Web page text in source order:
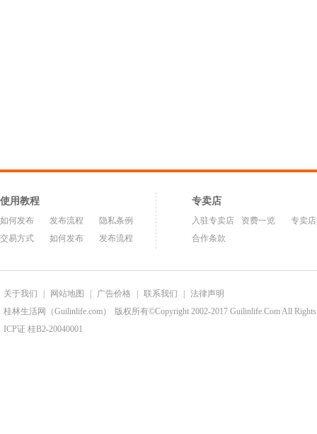
使用教程
如何发布 发布流程
隐私条例
交易方式
如何发布 发布流程
专卖店
入驻专卖店 资费一览
专卖
合作条款
关于我们 网站地图 广告价格 联系我们
法律声明
桂林生活网（Guilinlife.com）
版权所有©Copyright 2002-2017 Guilinlife.Com All Rights
ICP证 桂B2-20040001